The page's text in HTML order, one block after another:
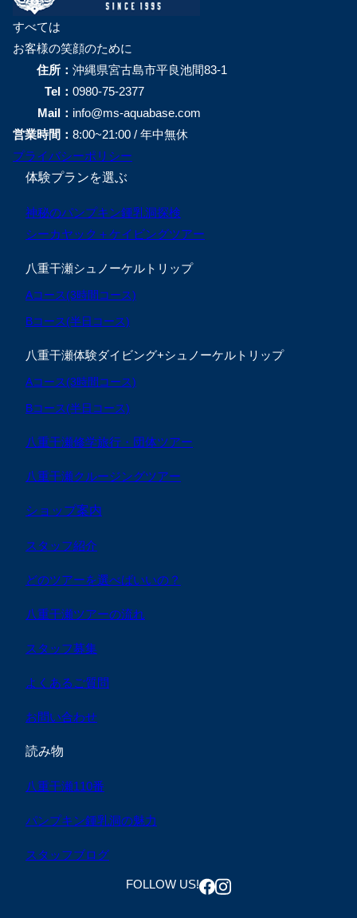
すべては
お客様の笑顔のために
住所： 沖縄県宮古島市平良池間83-1
Tel： 0980-75-2377
Mail： info@ms-aquabase.com
営業時間： 8:00~21:00 / 年中無休
プライバシーポリシー
体験プランを選ぶ
神秘のパンプキン鍾乳洞探検
シーカヤック＋ケイビングツアー
八重干瀬シュノーケルトリップ
Aコース(3時間コース)
Bコース(半日コース)
八重干瀬体験ダイビング+シュノーケルトリップ
Aコース(3時間コース)
Bコース(半日コース)
八重干瀬修学旅行・団体ツアー
八重干瀬クルージングツアー
ショップ案内
スタッフ紹介
どのツアーを選べばいいの？
八重干瀬ツアーの流れ
スタッフ募集
よくあるご質問
お問い合わせ
読み物
八重干瀬110番
パンプキン鍾乳洞の魅力
スタッフブログ
FOLLOW US!